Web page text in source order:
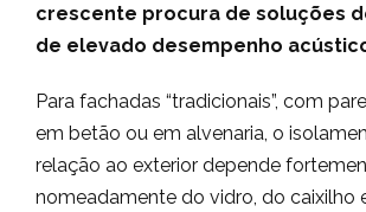
crescente procura de soluções
de elevado desempenho
Para fachadas “tradicionais”, com
em betão ou em alvenaria, o
relação ao exterior depende
nomeadamente do vidro, do caixilho